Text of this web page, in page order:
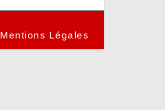
Mentions Légales